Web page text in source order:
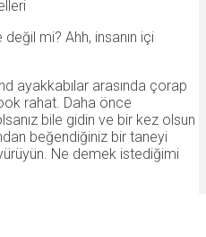
mi? Ahh, insanın içi
ayakkabılar arasında çorap
rahat. Daha önce
bile gidin ve bir kez olsun
beğendiğiniz bir taneyi
Ne demek istediğimi